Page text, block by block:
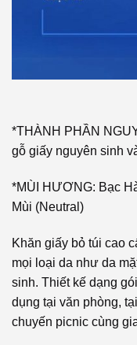
*THÀNH PHẦN
gỗ giấy nguyên sinh
*MÙI HƯƠNG: Bạc
Mùi (Neutral)
Khăn giấy bỏ túi cao
mọi loại da như da
sinh. Thiết kế dạng
dụng tại văn phòng,
chuyến picnic cùng